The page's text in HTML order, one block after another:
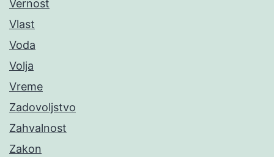
Vernost
Vlast
Voda
Volja
Vreme
Zadovoljstvo
Zahvalnost
Zakon